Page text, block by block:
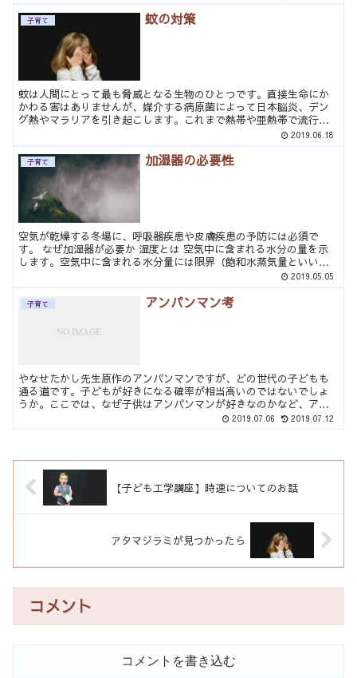
子育て 蚊の対策
蚊は人間にとって最も脅威となる生物のひとつです。直接生命にか
かわる害はありませんが、媒介する病原菌によって日本脳炎、デン
グ熱やマラリアを引き起こします。これまで熱帯や亜熱帯で流行し
た感染症も、地球温暖化による気温の上昇で日本においても流行
2019.06.18
子育て 加湿器の必要性
空気が乾燥する冬場に、呼吸器疾患や皮膚疾患の予防には必須で
す。 なぜ加湿器が必要か 湿度とは 空気中に含まれる水分の量を示
します。空気中に含まれる水分量には限界（飽和水蒸気量といいま
す）があって、その限界に対して何%の水分が含まれているかを...
2019.05.05
子育て アンパンマン考
やなせたかし先生原作のアンパンマンですが、どの世代の子どもも
通る道です。子どもが好きになる確率が相当高いのではないでしょ
うか。ここでは、なぜ子供はアンパンマンが好きなのかなど、アン
パンマンの不思議を考察していきたいと思います。 【検証】子ど...
2019.07.06 2019.07.12
【子ども工学講座】時速についてのお話
アタマジラミが見つかったら
コメント
コメントを書き込む